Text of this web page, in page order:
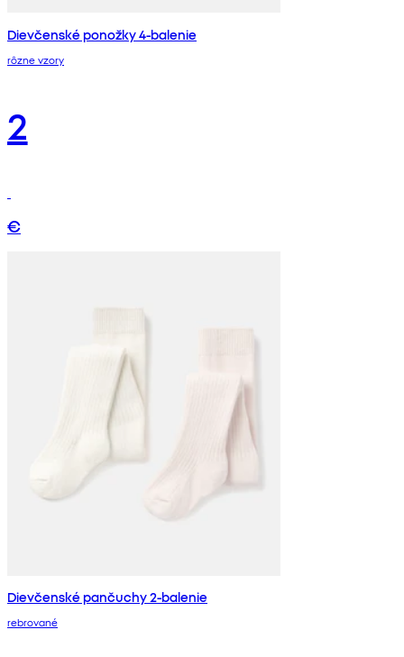
Dievčenské ponožky 4-balenie
rôzne vzory
2
€
Dievčenské pančuchy 2-balenie
rebrované